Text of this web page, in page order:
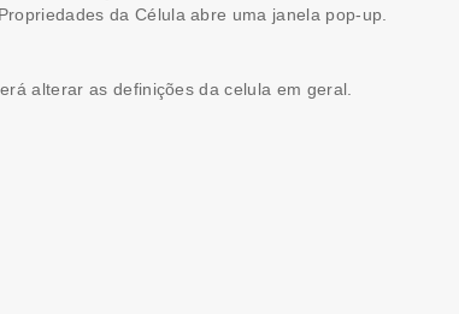
da Célula abre uma janela pop-up.
alterar as definições da celula em geral.